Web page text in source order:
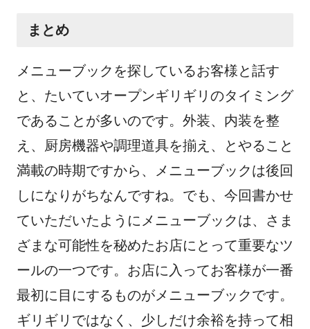
まとめ
メニューブックを探しているお客様と話す
と、たいていオープンギリギリのタイミング
であることが多いのです。外装、内装を整
え、厨房機器や調理道具を揃え、とやること
満載の時期ですから、メニューブックは後回
しになりがちなんですね。でも、今回書かせ
ていただいたようにメニューブックは、さま
ざまな可能性を秘めたお店にとって重要なツ
ールの一つです。お店に入ってお客様が一番
最初に目にするものがメニューブックです。
ギリギリではなく、少しだけ余裕を持って相